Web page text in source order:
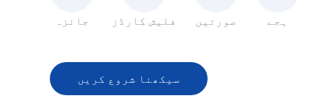
جائزہ فلیش کارڈز صورتیں ہجے
سیکھنا شروع کریں